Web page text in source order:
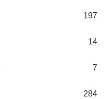
197
14
7
284